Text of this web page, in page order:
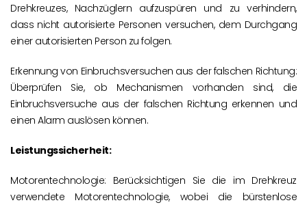
Drehkreuzes, Nachzüglern aufzuspüren und zu verhindern,
dass nicht autorisierte Personen versuchen, dem Durchgang
einer autorisierten Person zu folgen.
Erkennung von Einbruchsversuchen aus der falschen Richtung:
Überprüfen Sie, ob Mechanismen vorhanden sind, die
Einbruchsversuche aus der falschen Richtung erkennen und
einen Alarm auslösen können.
Leistungssicherheit:
Motorentechnologie: Berücksichtigen Sie die im Drehkreuz
verwendete Motorentechnologie, wobei die bürstenlose